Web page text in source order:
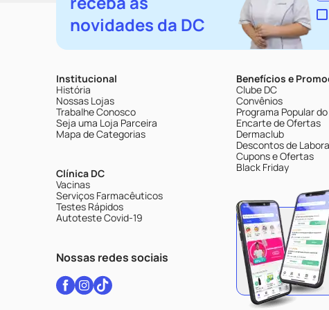
novidades da DC
Institucional
História
Nossas Lojas
Trabalhe Conosco
Seja uma Loja Parceira
Mapa de Categorias
Clínica DC
Vacinas
Serviços Farmacêuticos
Testes Rápidos
Autoteste Covid-19
Nossas redes sociais
Benefícios e
Clube DC
Convênios
Programa Popular
Encarte de Ofertas
Dermaclub
Descontos de
Cupons e Ofertas
Black Friday